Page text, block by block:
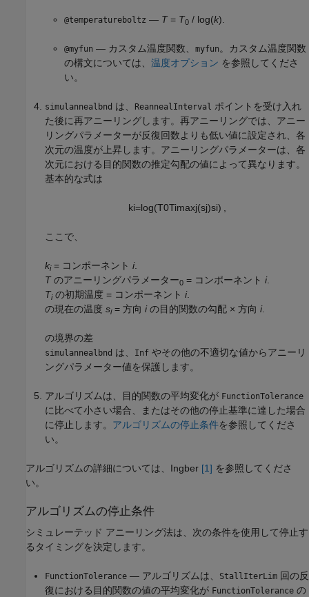
@temperatureboltz — T= T0 / log(k)
@myfun — カスタム温度関数、 myfun 。カスタム温度関数
の構文については、 温度オプション を参照してくださ
い。
simulannealbnd は、 ReannealInterval ポイントを受け入れ
た後に再アニーリングします。再アニーリングでは、アニー
リングパラメーターが反復回数よりも低い値に設定され、各
次元の温度が上昇します。アニーリングパラメーターは、各
次元における目的関数の推定勾配の値によって異なります。
基本的な式は
ki=log(T0Timaxj(sj)si)
ここで、
ki= コンポーネント i.
Tのアニーリングパラメーター0 = コンポーネント i.
Tiの初期温度 = コンポーネント i.
の現在の温度 si= 方向 iの目的関数の勾配 × 方向 i.
の境界の差
simulannealbnd は、 Inf やその他の不適切な値からアニーリ
ングパラメーター値を保護します。
アルゴリズムは、目的関数の平均変化が FunctionTolerance
に比べて小さい場合、またはその他の停止基準に達した場合
に停止します。 アルゴリズムの停止条件を参照してくださ
い。
アルゴリズムの詳細については、Ingber [1] を参照してくださ
い。
アルゴリズムの停止条件
シミュレーテッド アニーリング法は、次の条件を使用して停止す
るタイミングを決定します。
FunctionTolerance — アルゴリズムは、 StallIterLim 回の反
復における目的関数の値の平均変化が FunctionTolerance の